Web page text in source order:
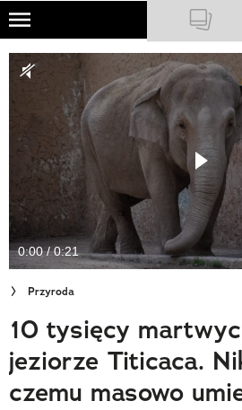
Skip
main
content
NATIONAL GEOGRAPHIC
TRAVELER
PODCASTY
Sklep
Newsletter
Cuda Polski
Wielki Konkurs Fotograficzny
Trendbook Podróżniczy
Polecane
0:00 / 0:21
Przyroda
10 tysięcy
jeziorze Titicaca.
czemu masowo